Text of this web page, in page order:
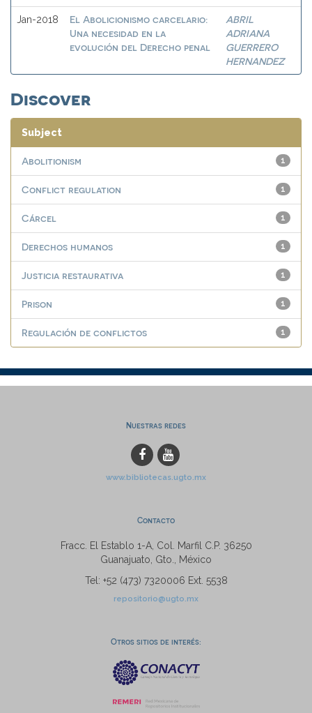
Jan-2018
El Abolicionismo carcelario:
Una necesidad en la
evolución del Derecho penal
ABRIL
ADRIANA
GUERRERO
HERNANDEZ
Discover
Subject
1
Abolitionism
1
Conflict regulation
1
Cárcel
1
Derechos humanos
1
Justicia restaurativa
1
Prison
1
Regulación de conflictos
Nuestras redes
www.bibliotecas.ugto.mx
Contacto
Fracc. El Establo 1-A, Col. Marfil C.P. 36250
Guanajuato, Gto., México
Tel: +52 (473) 7320006 Ext. 5538
repositorio@ugto.mx
Otros sitios de interés: